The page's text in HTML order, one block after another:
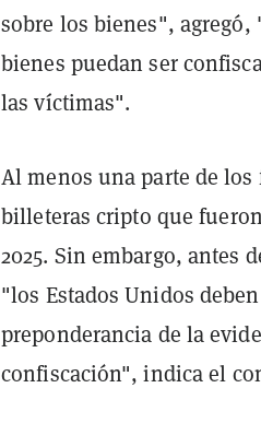
sobre los bienes",
bienes puedan ser
las víctimas".
Al menos una parte de
billeteras cripto que
2025. Sin embargo, antes
"los Estados Unidos
preponderancia de la
confiscación", indica el